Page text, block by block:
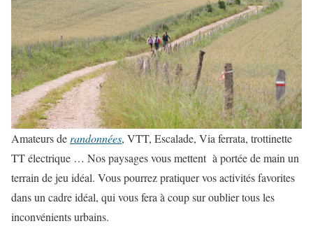
Amateurs de randonnées, VTT, Escalade, Via ferrata, trottinette
TT électrique … Nos paysages vous mettent à portée de main un
terrain de jeu idéal. Vous pourrez pratiquer vos activités favorites
dans un cadre idéal, qui vous fera à coup sur oublier tous les
inconvénients urbains.